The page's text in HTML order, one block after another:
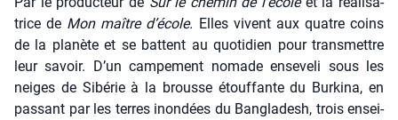
trice de Mon maître d’école. Elles vivent aux quatre coins
de la pla­nète et se battent au quo­ti­dien pour trans­mettre
leur savoir. D’un cam­pe­ment nomade ense­ve­li sous les
neiges de Sibé­rie à la brousse étouf­fante du Bur­ki­na, en
pas­sant par les terres inon­dées du Ban­gla­desh, trois ensei­